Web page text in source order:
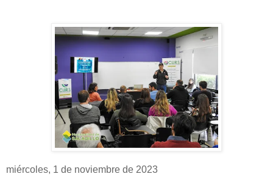
miércoles, 1 de noviembre de 2023